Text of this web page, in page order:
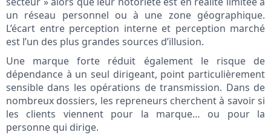
un réseau personnel ou à une zone géographique.
L’écart entre perception interne et perception marché
est l’un des plus grandes sources d’illusion.
Une marque forte réduit également le risque de
dépendance à un seul dirigeant, point particulièrement
sensible dans les opérations de transmission. Dans de
nombreux dossiers, les repreneurs cherchent à savoir si
les clients viennent pour la marque… ou pour la
personne qui dirige.